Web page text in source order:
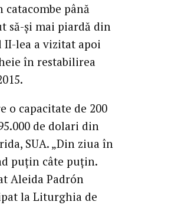
până
să-și mai piardă din
II-lea a vizitat apoi
în restabilirea
o capacitate de 200
de dolari din
SUA. „Din ziua în
puțin câte puțin.
Aleida Padrón
la Liturghia de